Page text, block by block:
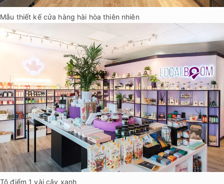
Mẫu thiết kế cửa hàng hài hòa thiên nhiên
Tô điểm 1 vài cây xanh